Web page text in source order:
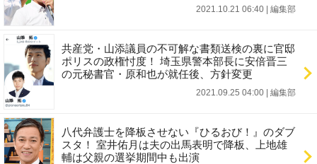
2021.10.21 06:40 編集部
共産党・山添議員の不可解な書類送検の裏に官邸
ポリスの政権忖度！ 埼玉県警本部長に安倍晋三
の元秘書官・原和也が就任後、方針変更
2021.09.25 04:00 編集部
八代弁護士を降板させない『ひるおび！』のダブ
スタ！ 室井佑月は夫の出馬表明で降板、上地雄
輔は父親の選挙期間中も出演